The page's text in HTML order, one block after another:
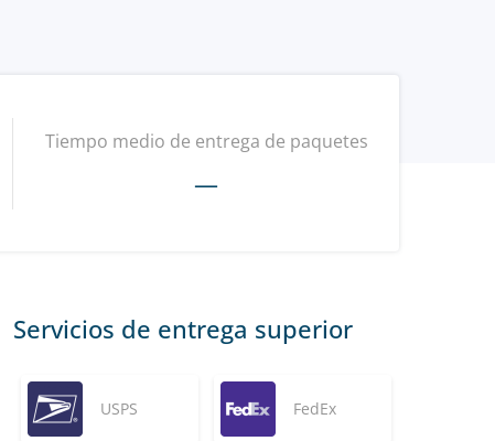
Tiempo medio de entrega de paquetes
—
Servicios de entrega superior
USPS FedEx